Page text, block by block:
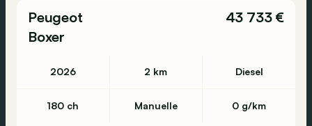
Peugeot
Boxer
43 733 €
2026 2 km Diesel
180 ch Manuelle 0 g/km